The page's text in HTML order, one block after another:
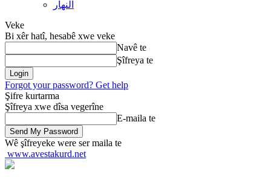
النهار
Veke
Bi xêr hatî, hesabê xwe veke
Navê te
Şîfreya te
Forgot your password? Get help
Şifre kurtarma
Şîfreya xwe dîsa vegerîne
E-maila te
Wê şîfreyeke were ser maila te
www.avestakurd.net